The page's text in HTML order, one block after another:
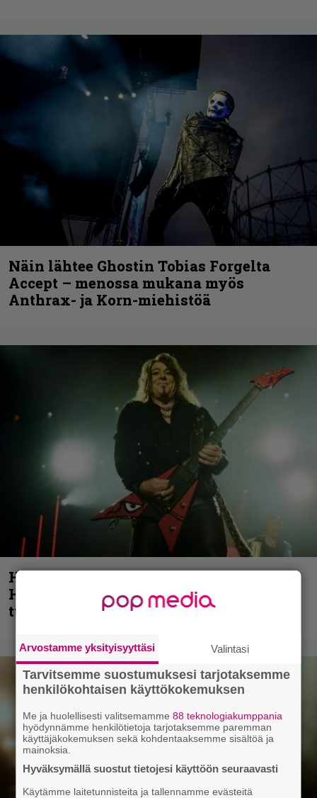
Näin lähtee Ghostin Tobias Forgelta
Accept – menossa mukana myös
Anthrax- ja Korn-miehistöä
Helloween- ja Gamma Ray -mies Kai
Hansen julkaisi uuden maistiaisen
tulevalta soololevyltä
Arvostamme yksityisyyttäsi Valintasi
Tarvitsemme suostumuksesi tarjotaksemme
henkilökohtaisen käyttökokemuksen
Me ja huolellisesti valitsemamme88 teknologiakumppania
hyödynnämme henkilötietoja tarjotaksemme paremman
käyttäjäkokemuksen sekä kohdentaaksemme sisältöä ja
mainoksia.
Hyväksymällä suostut tietojesi käyttöön seuraavasti
Käytämme laitetunnisteita ja tallennamme evästeitä